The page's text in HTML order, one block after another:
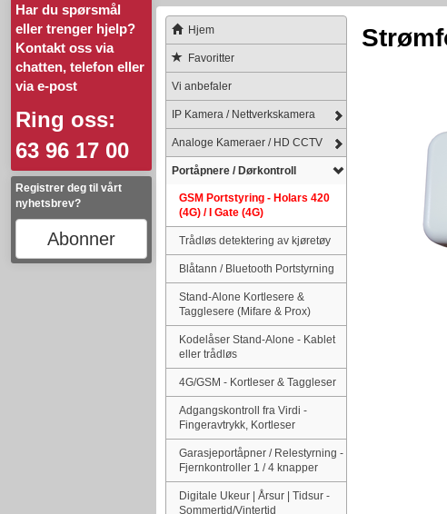
Har du spørsmål
eller trenger hjelp?
Kontakt oss via
chatten, telefon eller
via e-post
Ring oss:
63 96 17 00
Registrer deg til vårt
nyhetsbrev?
Abonner
Hjem
Favoritter
Vi anbefaler
IP Kamera / Nettverkskamera
Analoge Kameraer / HD CCTV
Portåpnere / Dørkontroll
GSM Portstyring - Holars 420
(4G) / I Gate (4G)
Trådløs detektering av kjøretøy
Blåtann / Bluetooth Portstyrning
Stand-Alone Kortlesere &
Tagglesere (Mifare & Prox)
Kodelåser Stand-Alone - Kablet
eller trådløs
4G/GSM - Kortleser & Taggleser
Adgangskontroll fra Virdi -
Fingeravtrykk, Kortleser
Garasjeportåpner / Relestyrning -
Fjernkontroller 1 / 4 knapper
Digitale Ukeur | Årsur | Tidsur -
Sommertid/Vintertid